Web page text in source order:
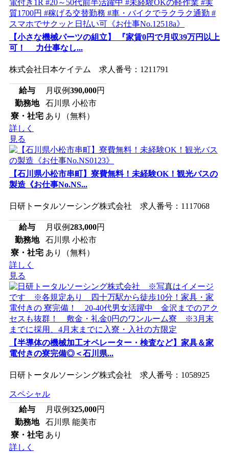
【小さな機械パーツの組立】 『家賃0円で月収39万円以上
可！ 力仕事なし...
株式会社日本ケイテム 求人番号：1211791
給与 月収例390,000円
勤務地
石川県 小松市
寮・社宅 あり（無料）
詳しく
見る
【石川県小松市串町】寮費無料！未経験OK！観光バスの
製造《お仕事No.NS...
日研トータルソーシング株式会社 求人番号：1117068
給与 月収例283,000円
勤務地
石川県 小松市
寮・社宅 あり（無料）
詳しく
見る
【半導体の機械加工オペレーター・検査など】家具＆家
電付きの寮完備◎＜石川県...
日研トータルソーシング株式会社 求人番号：1058925
スペシャル
給与
月収例325,000円
勤務地
石川県 能美市
寮・社宅 あり
詳しく